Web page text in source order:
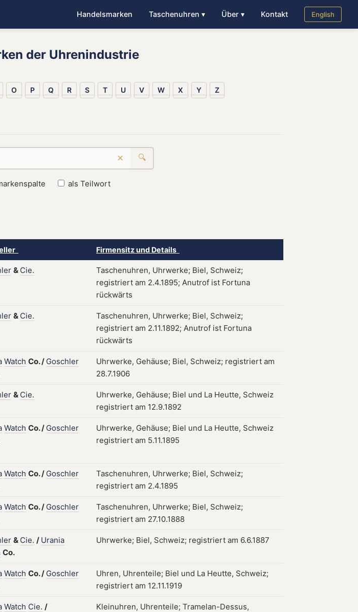
Handelsmarken Taschenuhren ▾ Über ▾ Kontakt English
der Uhrenindustrie
O P Q R S T U V W X Y Z
× 🔍
als Teilwort
Firmensitz und Details
& Cie.
Taschenuhren, Uhrwerke; Biel, Schweiz;
registriert am 2.4.1895; Anutrof ist Fortuna
rückwärts
& Cie.
Taschenuhren, Uhrwerke; Biel, Schweiz;
registriert am 2.11.1892; Anutrof ist Fortuna
rückwärts
Watch Co./ Goschler
Uhrwerke, Gehäuse; Biel, Schweiz; registriert am
28.7.1906
& Cie.
Uhrwerke, Gehäuse; Biel und La Heutte, Schweiz
registriert am 12.9.1892
Watch Co./ Goschler
Uhrwerke, Gehäuse; Biel und La Heutte, Schweiz
registriert am 5.11.1895
Watch Co./ Goschler
Taschenuhren, Uhrwerke; Biel, Schweiz;
registriert am 2.4.1895
Watch Co./ Goschler
Taschenuhren, Uhrwerke; Biel, Schweiz;
registriert am 27.10.1888
& Cie. / Urania
Co.
Uhrwerke; Biel, Schweiz; registriert am 6.6.1887
Watch Co./ Goschler
Uhren, Uhrenteile; Biel und La Heutte, Schweiz;
registriert am 12.11.1919
Watch Cie. /
Kleinuhren, Uhrenteile; Tramelan-Dessus,